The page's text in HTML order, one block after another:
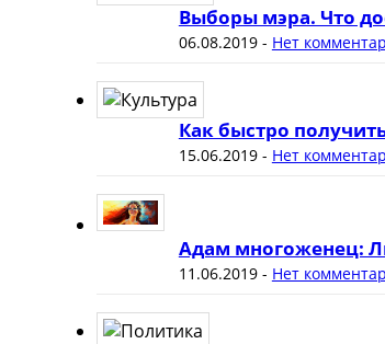
Выборы мэра. Что
06.08.2019- Нет
Как быстро
15.06.2019- Нет
Адам многоженец:
11.06.2019- Нет